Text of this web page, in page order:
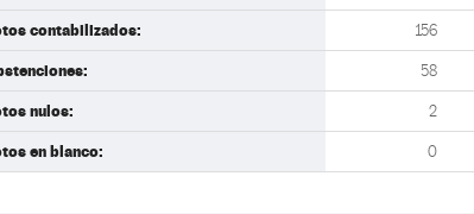
contabilizados: 156
58
nulos: 2
en blanco: 0